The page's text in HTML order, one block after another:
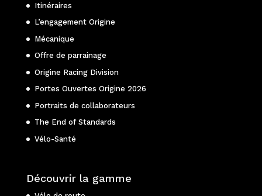
Itinéraires
L’engagement Origine
Mécanique
Offre de parrainage
Origine Racing Division
Portes Ouvertes Origine 2026
Portraits de collaborateurs
The End of Standards
Vélo-Santé
Découvrir la gamme